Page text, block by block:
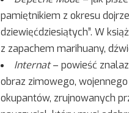
pamiętnikiem z okresu
dziewięćdziesiątych”. W
z zapachem marihuany,
Internat– powieść
obraz zimowego,
okupantów, zrujnowanych